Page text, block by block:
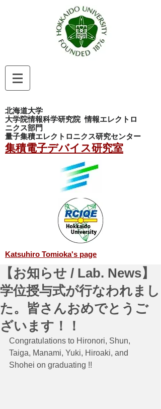
北海道大学
大学院情報科学研究院情報エレクトロ
ニクス部門
量子集積エレクトロニクス研究センター
集積電子デバイス研究室
Katsuhiro Tomioka's page
【お知らせ / Lab. News】
学位授与式が行なわれまし
た。皆さんおめでとうご
ざいます！！
Congratulations to Hironori, Shun,
Taiga, Manami, Yuki, Hiroaki, and
Shohei on graduating !!